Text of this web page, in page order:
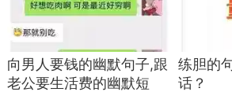
向男人要钱的幽默句子,跟
老公要生活费的幽默短
练胆的
话？